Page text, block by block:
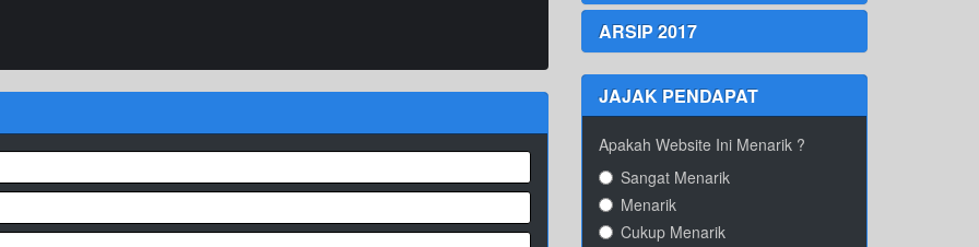
ARSIP 2017
JAJAK PENDAPAT
Apakah Website Ini Menarik ?
Sangat Menarik
Menarik
Cukup Menarik